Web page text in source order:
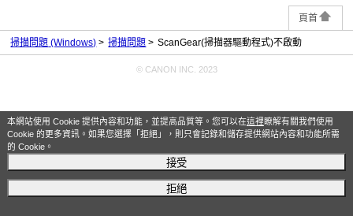
本網站使用 Cookie 提供內容和功能，並提高品質等。您可以在這裡瞭解有關我們使用
Cookie 的更多資訊。如果您選擇「拒絕」，則只會記錄和儲存提供網站內容和功能所需
的 Cookie。
接受
拒絕
頁首
掃描問題 (Windows) 掃描問題 ScanGear(掃描器驅動程式)不啟動
© CANON INC. 2023